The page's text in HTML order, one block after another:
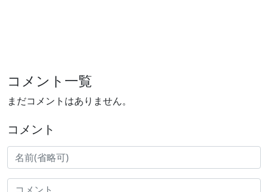
コメント一覧
まだコメントはありません。
コメント